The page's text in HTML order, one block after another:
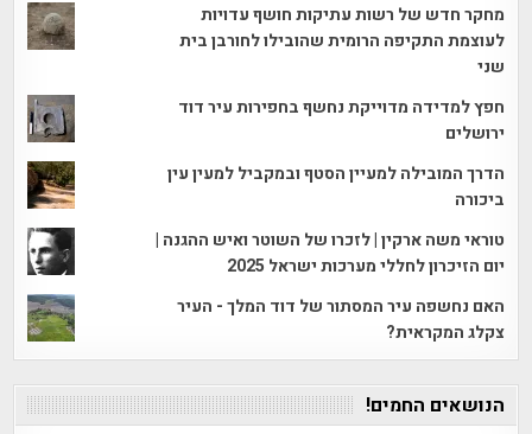
מחקר חדש של רשות עתיקות חושף עדויות
לעוצמת התקיפה הרומית שהובילו לחורבן בית
שני
חפץ למדידה מדוייקת נחשף בחפירות עיר דוד
ירושלים
הדרך המובילה למעיין הסטף ובמקביל למעין עין
ביכורה
טוראי משה ארקין | לזכרו של השוטר ואיש ההגנה |
יום הזיכרון לחללי מערכות ישראל 2025
האם נחשפה עיר המסתור של דוד המלך - העיר
צקלג המקראית?
הנושאים החמים!